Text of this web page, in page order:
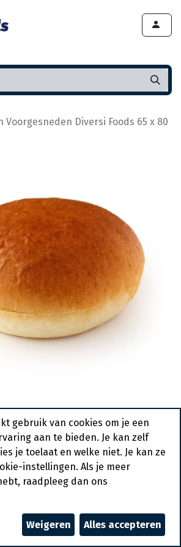
Voorgesneden Diversi Foods 65 x 80
Bun Voorgesneden
65 x 80 gr
aan
garantie
gebruik van cookies om je een
aan te bieden. Je kan zelf
je toelaat en welke niet. Je kan ze
instellingen. Als je meer
raadpleeg dan ons
Weigeren Alles accepteren